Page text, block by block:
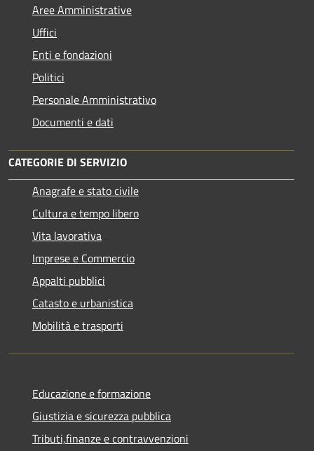
Aree Amministrative
Uffici
Enti e fondazioni
Politici
Personale Amministrativo
Documenti e dati
CATEGORIE DI SERVIZIO
Anagrafe e stato civile
Cultura e tempo libero
Vita lavorativa
Imprese e Commercio
Appalti pubblici
Catasto e urbanistica
Mobilità e trasporti
Educazione e formazione
Giustizia e sicurezza pubblica
Tributi,finanze e contravvenzioni